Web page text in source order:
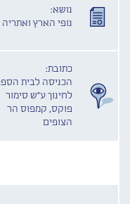
נושא:
נופי הארץ ואתריה
כתובת:
הכניסה לבית
לחינוך ע"ש סימור
פוקס, קמפוס הר
הצופים